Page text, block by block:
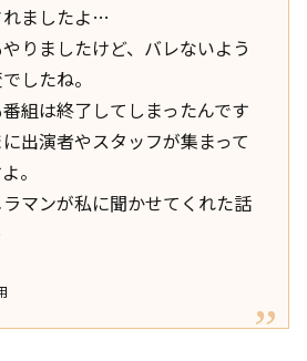
れましたよ…
りましたけど、バレないよう
したね。
組は終了してしまったんです
出演者やスタッフが集まって
。
マンが私に聞かせてくれた話